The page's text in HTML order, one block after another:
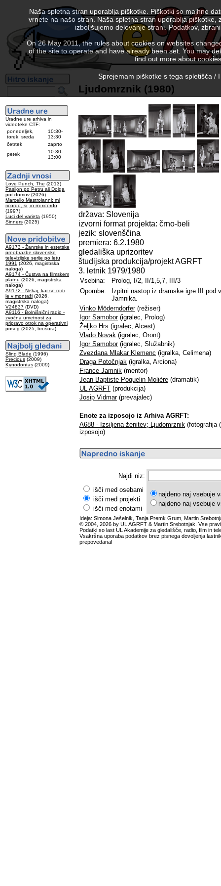
Uradne ure arhiva in
videoteke CTF:
ponedeljek,
torek, sreda
10:30-
13:30
četrtek
zaprto
petek
10:30-
13:00
Love Punch, The (2013)
Pasijon po Petru ali Dolga
pot domov (2026)
Marcello Mastroianni: mi
ricordo, si, io mi ricordo
(1997)
Luci del varieta (1950)
Sinners (2025)
A9173 - Žanrske in estetske
preobrazbe slovenske
televizijske serije po letu
1991 (2026, magistrska
naloga)
A9174 - Čustva na filmskem
platnu (2026, magistrska
naloga)
A9172 - Nekaj, kar se rodi
le v montaži (2026,
magistrska naloga)
V24837 (DVD)
A9116 - Bolnišnični radio -
zvočna umetnost za
pripravo otrok na operativni
poseg (2025, brošura)
Sling Blade (1996)
Precious (2009)
Kynodontas (2009)
Ljudomrznik (1980)
država: Slovenija
izvorni format projekta: črno-beli
jezik: slovenščina
premiera: 6.2.1980
gledališka uprizoritev
študijska produkcija/projekt AGRFT
3. letnik 1979/1980
Vsebina:
Prolog, I/2, II/1,5,7, III/3
Opombe:
Izpitni nastop iz dramske igre III pod
Jamnika.
Vinko Möderndorfer(režiser)
Igor Samobor(igralec, Prolog)
Željko Hrs (igralec, Alcest)
Vlado Novak (igralec, Oront)
Igor Samobor(igralec, Služabnik)
Zvezdana Mlakar Klemenc (igralka, Celimena)
Draga Potočnjak (igralka, Arciona)
France Jamnik (mentor)
Jean Baptiste Poquelin Molière (dramatik)
UL AGRFT (produkcija)
Josip Vidmar(prevajalec)
Enote za izposojo iz Arhiva AGRFT:
A688 - Izsiljena ženitev; Ljudomrznik (fotografija
izposojo)
Najdi niz:
išči med osebami
išči med projekti
išči med enotami
najdeno naj vsebuje
najdeno naj vsebuje
Ideja: Simona Ješelnik, Tanja Premk Grum, Martin
© 2004, 2026 by UL AGRFT & Martin Srebotnjak. Vse
Podatki so last UL Akademije za gledališče, radio, film in
Vsakršna uporaba podatkov brez pisnega dovoljenja
prepovedana!
Naša spletna stran uporablja piškotke. Piškotki so majhne
vrnete na našo stran. Naša spletna stran uporablja
izboljšujemo delovanje strani. Podatkov,
On 26 May 2011, the rules about cookies on websites
of the site to operate and have already been set. You may
find out more about
Sprejemam piškotke s tega spletišča /